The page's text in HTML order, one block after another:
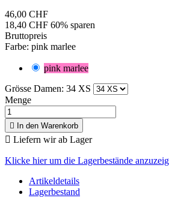
46,00 CHF
18,40 CHF 60% sparen
Bruttopreis
Farbe: pink marlee
pink marlee
Grösse Damen: 34 XS
Menge
 In den Warenkorb
 Liefern wir ab Lager
Klicke hier um die Lagerbestände
Artikeldetails
Lagerbestand